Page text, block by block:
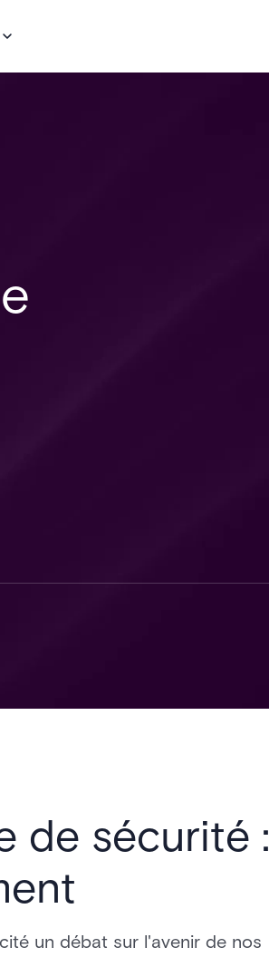
de sécurité :
un débat sur l'avenir de nos